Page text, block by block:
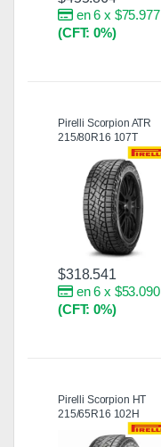
en 6 x $75.977
(CFT: 0%)
Pirelli Scorpion ATR
215/80R16 107T
$318.541
en 6 x $53.090
(CFT: 0%)
Pirelli Scorpion HT
215/65R16 102H